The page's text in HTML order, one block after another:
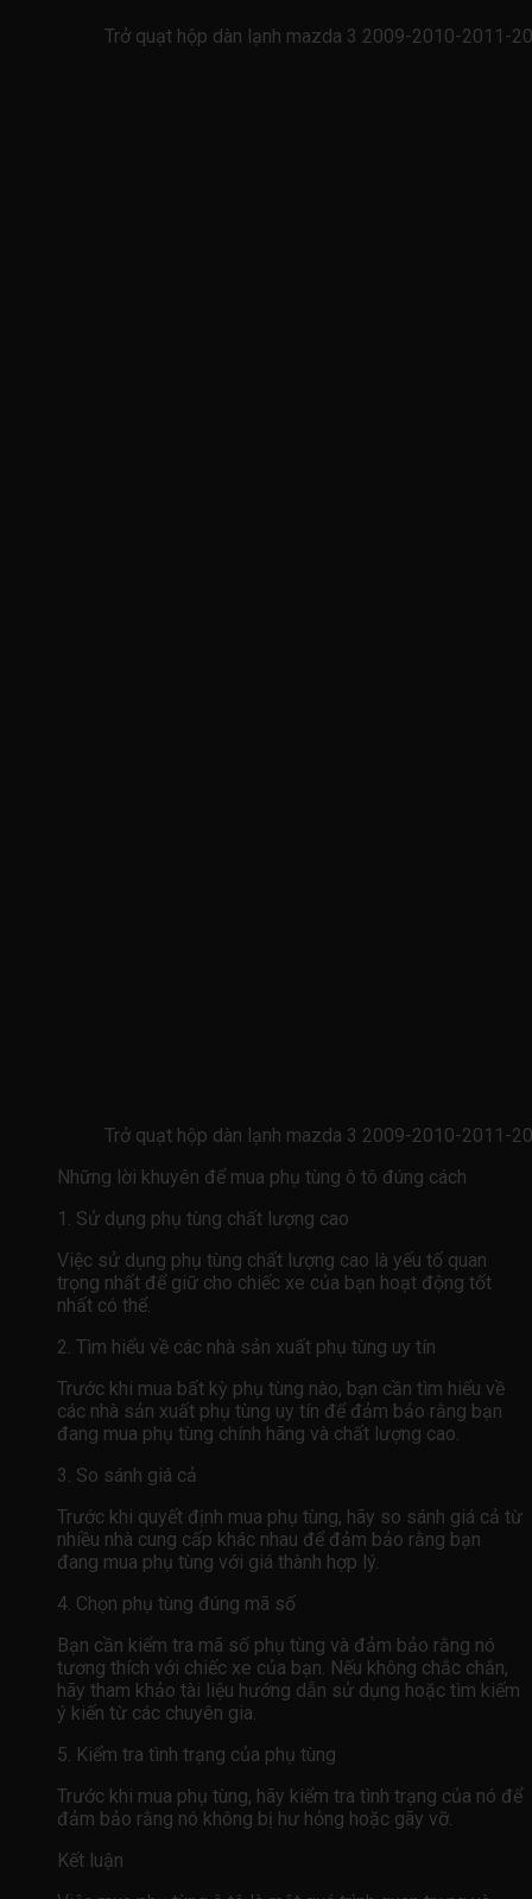
Trở quạt hộp dàn lạnh mazda 3 2009-2010-2011-
Trở quạt hộp dàn lạnh mazda 3 2009-2010-2011-
Những lời khuyên để mua phụ tùng ô tô đúng cách
1. Sử dụng phụ tùng chất lượng cao
Việc sử dụng phụ tùng chất lượng cao là yếu tố quan
trọng nhất để giữ cho chiếc xe của bạn hoạt động tốt
nhất có thể.
2. Tìm hiểu về các nhà sản xuất phụ tùng uy tín
Trước khi mua bất kỳ phụ tùng nào, bạn cần tìm hiểu về
các nhà sản xuất phụ tùng uy tín để đảm bảo rằng bạn
đang mua phụ tùng chính hãng và chất lượng cao.
3. So sánh giá cả
Trước khi quyết định mua phụ tùng, hãy so sánh giá cả từ
nhiều nhà cung cấp khác nhau để đảm bảo rằng bạn
đang mua phụ tùng với giá thành hợp lý.
4. Chọn phụ tùng đúng mã số
Bạn cần kiểm tra mã số phụ tùng và đảm bảo rằng nó
tương thích với chiếc xe của bạn. Nếu không chắc chắn,
hãy tham khảo tài liệu hướng dẫn sử dụng hoặc tìm kiếm
ý kiến ​​từ các chuyên gia.
5. Kiểm tra tình trạng của phụ tùng
Trước khi mua phụ tùng, hãy kiểm tra tình trạng của nó để
đảm bảo rằng nó không bị hư hỏng hoặc gãy vỡ.
Kết luận